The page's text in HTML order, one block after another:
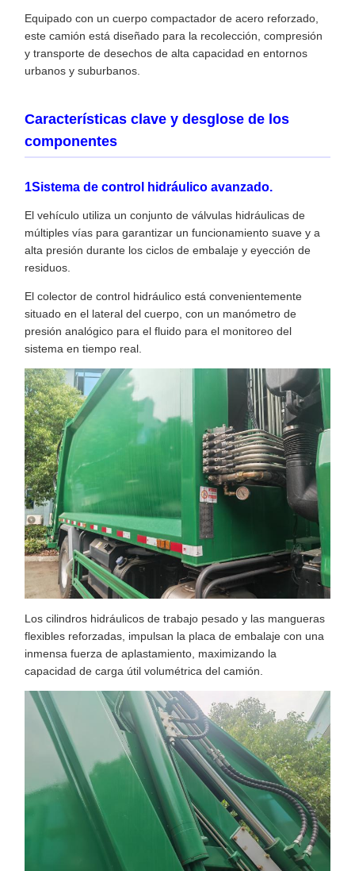
Equipado con un cuerpo compactador de acero reforzado,
este camión está diseñado para la recolección, compresión
y transporte de desechos de alta capacidad en entornos
urbanos y suburbanos.
Características clave y desglose de los
componentes
1Sistema de control hidráulico avanzado.
El vehículo utiliza un conjunto de válvulas hidráulicas de
múltiples vías para garantizar un funcionamiento suave y a
alta presión durante los ciclos de embalaje y eyección de
residuos.
El colector de control hidráulico está convenientemente
situado en el lateral del cuerpo, con un manómetro de
presión analógico para el fluido para el monitoreo del
sistema en tiempo real.
Los cilindros hidráulicos de trabajo pesado y las mangueras
flexibles reforzadas, impulsan la placa de embalaje con una
inmensa fuerza de aplastamiento, maximizando la
capacidad de carga útil volumétrica del camión.